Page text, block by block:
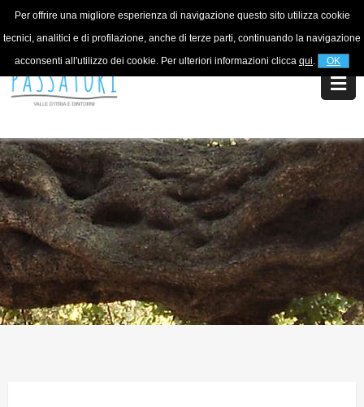
Per offrire una migliore esperienza di navigazione questo sito utilizza cookie
tecnici, analitici e di profilazione, anche di terze parti, continuando la navigazione
acconsenti all'utilizzo dei cookie. Per ulteriori informazioni clicca qui. OK
For information+39 320 5753268